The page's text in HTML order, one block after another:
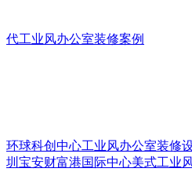
代工业风办公室装修案例
环球科创中心工业风办公室装修
圳宝安财富港国际中心美式工业